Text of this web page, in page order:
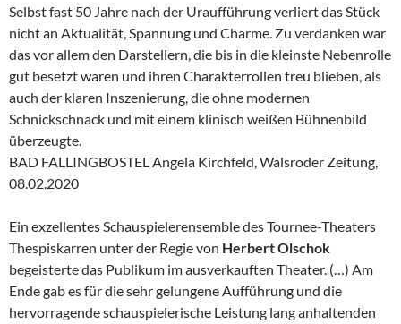
Selbst fast 50 Jahre nach der Uraufführung verliert das Stück
nicht an Aktualität, Spannung und Charme. Zu verdanken war
das vor allem den Darstellern, die bis in die kleinste Nebenrolle
gut besetzt waren und ihren Charakterrollen treu blieben, als
auch der klaren Inszenierung, die ohne modernen
Schnickschnack und mit einem klinisch weißen Bühnenbild
überzeugte.
BAD FALLINGBOSTEL Angela Kirchfeld, Walsroder Zeitung,
08.02.2020
Ein exzellentes Schauspielerensemble des Tournee-Theaters
Thespiskarren unter der Regie von Herbert Olschok
begeisterte das Publikum im ausverkauften Theater. (…) Am
Ende gab es für die sehr gelungene Aufführung und die
hervorragende schauspielerische Leistung lang anhaltenden